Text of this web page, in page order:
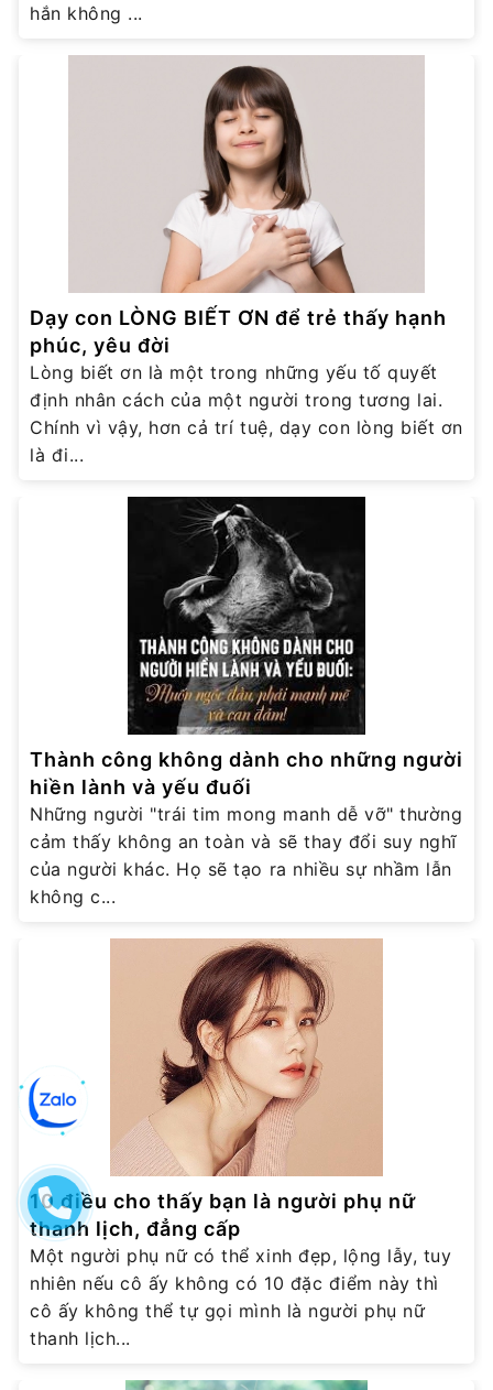
hắn không ...
Dạy con LÒNG BIẾT ƠN để trẻ thấy hạnh
phúc, yêu đời
Lòng biết ơn là một trong những yếu tố quyết
định nhân cách của một người trong tương lai.
Chính vì vậy, hơn cả trí tuệ, dạy con lòng biết ơn
là đi...
Thành công không dành cho những người
hiền lành và yếu đuối
Những người "trái tim mong manh dễ vỡ" thường
cảm thấy không an toàn và sẽ thay đổi suy nghĩ
của người khác. Họ sẽ tạo ra nhiều sự nhầm lẫn
không c...
10 điều cho thấy bạn là người phụ nữ
thanh lịch, đẳng cấp
Một người phụ nữ có thể xinh đẹp, lộng lẫy, tuy
nhiên nếu cô ấy không có 10 đặc điểm này thì
cô ấy không thể tự gọi mình là người phụ nữ
thanh lịch...